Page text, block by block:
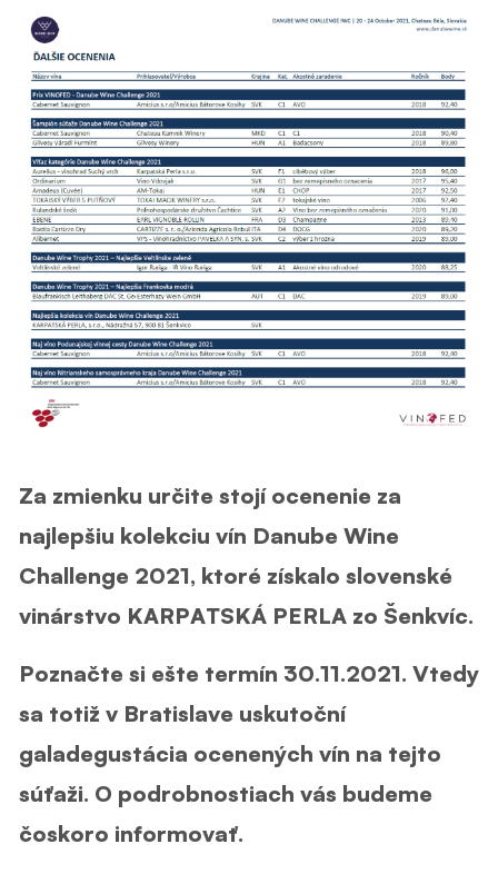
Za zmienku určite stojí ocenenie za
najlepšiu kolekciu vín Danube Wine
Challenge 2021, ktoré získalo slovenské
vinárstvo KARPATSKÁ PERLA zo Šenkvíc.
Poznačte si ešte termín 30.11.2021. Vtedy
sa totiž v Bratislave uskutoční
galadegustácia ocenených vín na tejto
súťaži. O podrobnostiach vás budeme
čoskoro informovať.